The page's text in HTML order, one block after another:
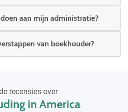
aan mijn administratie?
van boekhouder?
recensies over
in America